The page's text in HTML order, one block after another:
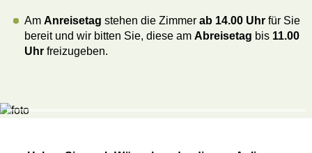
Am Anreisetag stehen die Zimmer ab 14.00 Uhr für Sie
bereit und wir bitten Sie, diese am Abreisetag bis 11.00
Uhr freizugeben.